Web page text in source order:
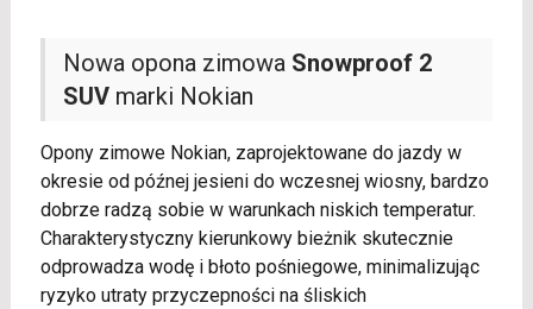
Nowa opona zimowa Snowproof 2
SUVmarki Nokian
Opony zimowe Nokian, zaprojektowane do jazdy w
okresie od późnej jesieni do wczesnej wiosny, bardzo
dobrze radzą sobie w warunkach niskich temperatur.
Charakterystyczny kierunkowy bieżnik skutecznie
odprowadza wodę i błoto pośniegowe, minimalizując
ryzyko utraty przyczepności na śliskich